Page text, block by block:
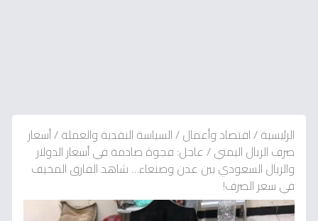
الرئيسية/اقتصاد وأعمال/السياسة النقدية والعملة/أسعار
صرف الريال اليمني/عاجل: فجوة صادمة في أسعار الدولار
والريال السعودي بين عدن وصنعاء… شاهد الفارق المخيف
في سعر الصرف!